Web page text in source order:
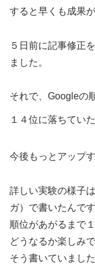
すると早くも成果
５日前に記事修正
ました。
それで、Googleの
１４位に落ちてい
今後もっとアップ
詳しい実験の様子
ガ）で書いたんで
順位があがるまで
どうなるか楽しみで
そう書いていました